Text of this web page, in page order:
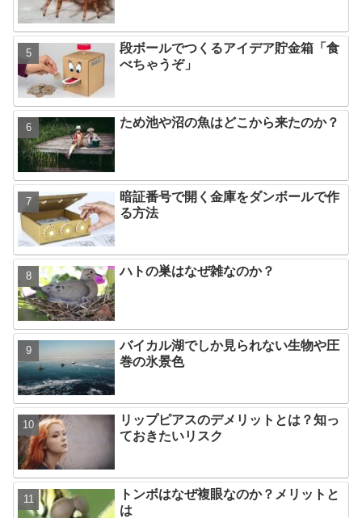
段ボールでつくるアイデア貯金箱「食
べちゃうぞ」
ため池や沼の魚はどこから来たのか？
暗証番号で開く金庫をダンボールで作
る方法
ハトの巣はなぜ雑なのか？
バイカル湖でしか見られない生物や圧
巻の氷景色
リップピアスのデメリットとは？知っ
ておきたいリスク
トンボはなぜ複眼なのか？メリットと
は